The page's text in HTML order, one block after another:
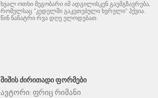
ხვალ ოთხი მეგობარი იმ ადგილისკენ გაემგზავრება,
რომელსაც "კედელში გაკეთებული ხვრელი" ჰქვია.
წინ ნანატრი რვა დღე ელოდებათ.
ᲨᲘᲨᲘᲡ ᲫᲘᲠᲘᲗᲐᲓᲘ ᲤᲝᲠᲛᲔᲑᲘ
ავტორი: ფრიც რიმანი